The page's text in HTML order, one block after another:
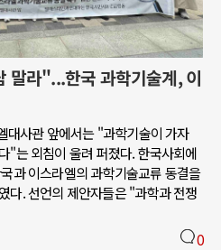
말라"...한국 과학기술계, 이
대사관 앞에서는 "과학기술이 가자
"는 외침이 울려 퍼졌다. 한국사회에
과 이스라엘의 과학기술교류 동결을
다. 선언의 제안자들은 "과학과 전쟁
0